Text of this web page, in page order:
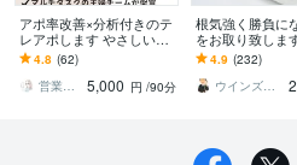
アポ率改善×分析付きのテ
レアポします やさしいだ
けじゃない、“成果につな
がる”テレアポを。
4.8 (62)
営業・テレアポ・ママチーム
5,000 円 /90分
根気強く勝負に
をお取り致しま
る時間は無いが
しい！そんなお
決します。
4.9 (232)
ウインズフィールドSKYG